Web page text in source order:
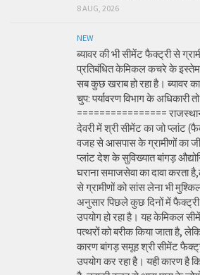
8 AUG, 2026
NEW
ब्यावर की भी सीमेंट फैक्ट्री से
प्रतिबंधित केमिकल कचरे के
सब कुछ खराब हो रहा है। ब्यावर
चुप: पर्यावरण विभाग के अधिकारी
================
देवरी में श्री सीमेंट का जो प्लांट
वजह से आसपास के ग्रामीणों का
प्लांट देश के सुविख्यात बांगड़
घराना समाजसेवा का दावा करता
से ग्रामीणों को सांस लेना भी
अनुसार पिछले कुछ दिनों में
उपयोग हो रहा है। यह केमिकल
पत्थरों को बरीक किया जाता है,
कारण बांगड़ समूह श्री सीमेंट
उपयोग कर रहा है। यही कारण है